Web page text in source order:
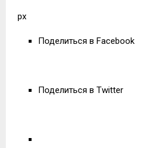
px
Поделиться в Facebook
Поделиться в Twitter